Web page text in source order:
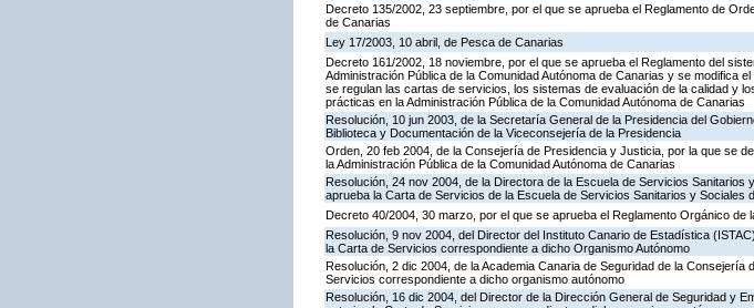
Decreto 135/2002, 23 septiembre, por el que se aprueba el Reglamento de
de Canarias
Ley 17/2003, 10 abril, de Pesca de Canarias
Decreto 161/2002, 18 noviembre, por el que se aprueba el Reglamento del
Administración Pública de la Comunidad Autónoma de Canarias y se modifica
se regulan las cartas de servicios, los sistemas de evaluación de la calidad y
prácticas en la Administración Pública de la Comunidad Autónoma de Canarias
Resolución, 10 jun 2003, de la Secretaría General de la Presidencia del
Biblioteca y Documentación de la Viceconsejería de la Presidencia
Orden, 20 feb 2004, de la Consejería de Presidencia y Justicia, por la que se
la Administración Pública de la Comunidad Autónoma de Canarias
Resolución, 24 nov 2004, de la Directora de la Escuela de Servicios
aprueba la Carta de Servicios de la Escuela de Servicios Sanitarios y Sociales
Decreto 40/2004, 30 marzo, por el que se aprueba el Reglamento Orgánico
Resolución, 9 nov 2004, del Director del Instituto Canario de Estadística
la Carta de Servicios correspondiente a dicho Organismo Autónomo
Resolución, 2 dic 2004, de la Academia Canaria de Seguridad de la
Servicios correspondiente a dicho organismo autónomo
Resolución, 16 dic 2004, del Director de la Dirección General de Seguridad y